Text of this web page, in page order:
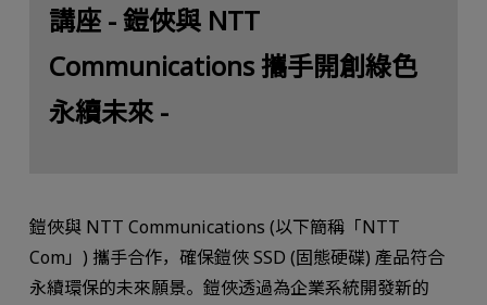
講座 - 鎧俠與 NTT
Communications 攜手開創綠色
永續未來 -
鎧俠與 NTT Communications (以下簡稱「NTT
Com」) 攜手合作，確保鎧俠 SSD (固態硬碟) 產品符合
永續環保的未來願景。鎧俠透過為企業系統開發新的